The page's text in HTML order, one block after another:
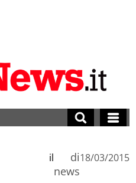
di
news
il 18/03/2015